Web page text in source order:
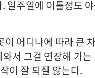
일주일에 이틀정도
어디냐에 따라 큰
서 그걸 연장해 가
이 잘 되질 않는다.